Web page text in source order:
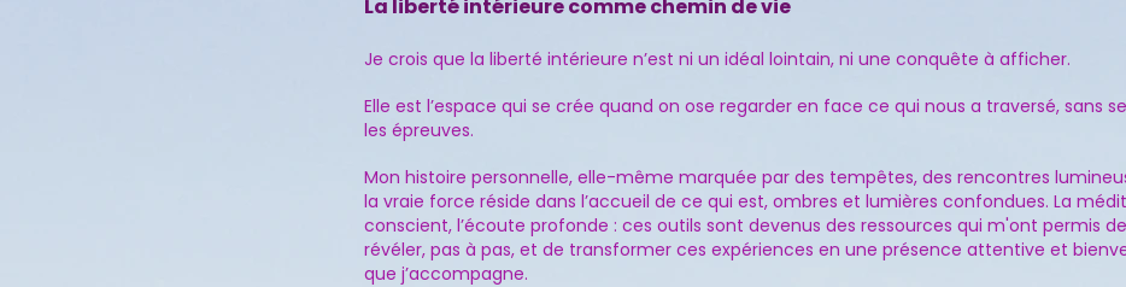
La liberté intérieure comme chemin de vie
Je crois que la liberté intérieure n’est ni un idéal lointain, ni une conquête à afficher.
Elle est l’espace qui se crée quand on ose regarder en face ce qui nous a traversé, sans
les épreuves.
Mon histoire personnelle, elle-même marquée par des tempêtes, des rencontres
la vraie force réside dans l’accueil de ce qui est, ombres et lumières confondues. La
conscient, l’écoute profonde : ces outils sont devenus des ressources qui m'ont permis
révéler, pas à pas, et de transformer ces expériences en une présence attentive et
que j’accompagne.